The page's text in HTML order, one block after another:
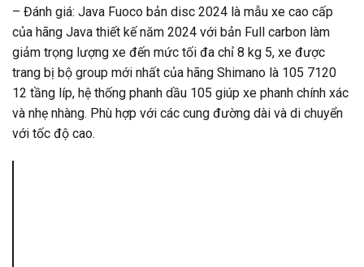
– Đánh giá: Java Fuoco bản disc 2024 là mẫu xe cao cấp
của hãng Java thiết kế năm 2024 với bản Full carbon làm
giảm trọng lượng xe đến mức tối đa chỉ 8 kg 5, xe được
trang bị bộ group mới nhất của hãng Shimano là 105 7120
12 tầng líp, hệ thống phanh dầu 105 giúp xe phanh chính xác
và nhẹ nhàng. Phù hợp với các cung đường dài và di chuyển
với tốc độ cao.